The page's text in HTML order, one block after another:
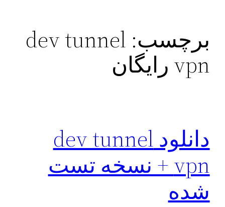
برچسب: dev tunnel
vpn رایگان
دانلود dev tunnel
vpn + نسخه تست
شده